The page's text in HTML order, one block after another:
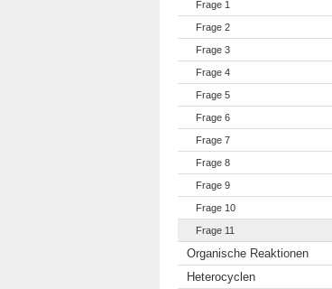
Frage 1
Frage 2
Frage 3
Frage 4
Frage 5
Frage 6
Frage 7
Frage 8
Frage 9
Frage 10
Frage 11
Organische Reaktionen
Heterocyclen